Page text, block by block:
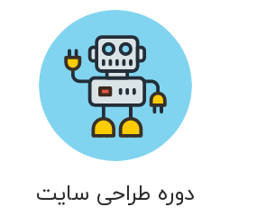
دوره طراحی سایت